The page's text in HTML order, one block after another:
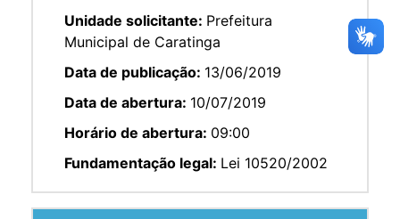
Unidade solicitante: Prefeitura
Municipal de Caratinga
Data de publicação: 13/06/2019
Data de abertura: 10/07/2019
Horário de abertura: 09:00
Fundamentação legal: Lei 10520/2002